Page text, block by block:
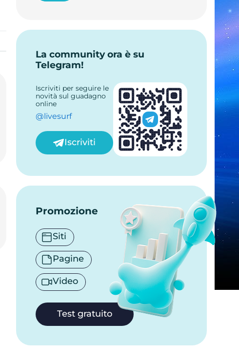
La community ora è su
Telegram!
Iscriviti per seguire le
novità sul guadagno
online
@livesurf
Iscriviti
Promozione
Siti
Pagine
Video
Test gratuito